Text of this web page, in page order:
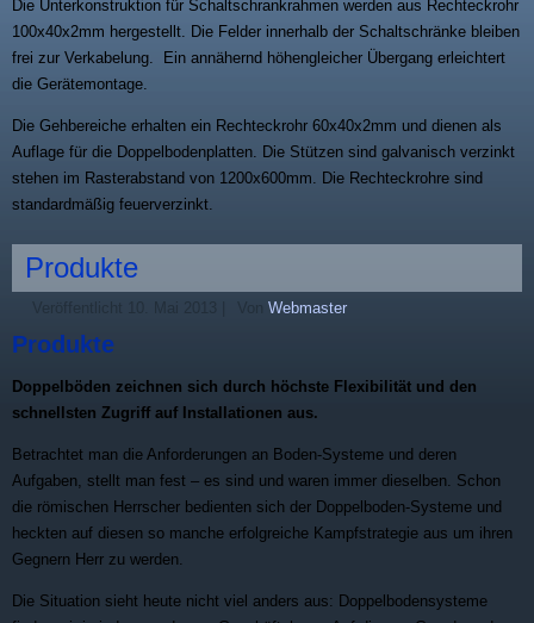
Die Unterkonstruktion für Schaltschrankrahmen werden aus Rechteckrohr
100x40x2mm hergestellt. Die Felder innerhalb der Schaltschränke bleiben
frei zur Verkabelung. Ein annähernd höhengleicher Übergang erleichtert
die Gerätemontage.
Die Gehbereiche erhalten ein Rechteckrohr 60x40x2mm und dienen als
Auflage für die Doppelbodenplatten. Die Stützen sind galvanisch verzinkt
stehen im Rasterabstand von 1200x600mm. Die Rechteckrohre sind
standardmäßig feuerverzinkt.
Produkte
Webmaster
Produkte
Doppelböden zeichnen sich durch höchste Flexibilität und den
schnellsten Zugriff auf Installationen aus.
Betrachtet man die Anforderungen an Boden-Systeme und deren
Aufgaben, stellt man fest – es sind und waren immer dieselben. Schon
die römischen Herrscher bedienten sich der Doppelboden-Systeme und
heckten auf diesen so manche erfolgreiche Kampfstrategie aus um ihren
Gegnern Herr zu werden.
Die Situation sieht heute nicht viel anders aus: Doppelbodensysteme